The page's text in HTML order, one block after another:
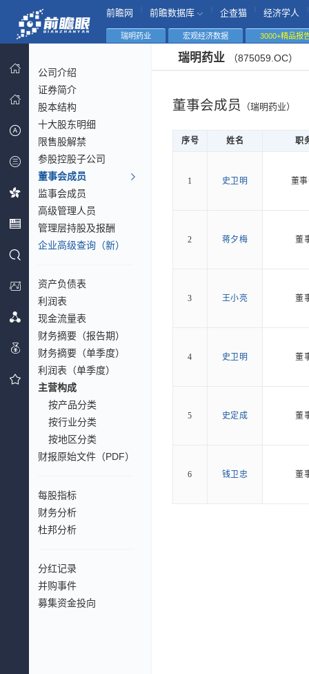
前瞻网 前瞻数据库 企查猫 经济学人
瑞明药业 宏观经济数据 3000+精品报
公司介绍
证券简介
股本结构
十大股东明细
限售股解禁
参股控股子公司
董事会成员
监事会成员
高级管理人员
管理层持股及报酬
企业高级查询（新）
资产负债表
利润表
现金流量表
财务摘要（报告期）
财务摘要（单季度）
利润表（单季度）
主营构成
按产品分类
按行业分类
按地区分类
财报原始文件（PDF）
每股指标
财务分析
杜邦分析
分红记录
并购事件
募集资金投向
瑞明药业 （875059.OC）
董事会成员 （瑞明药业）
序号 姓名 职
1 史卫明 董
2 蒋夕梅 董
3 王小亮 董
4 史卫明 董
5 史定成 董
6 钱卫忠 董